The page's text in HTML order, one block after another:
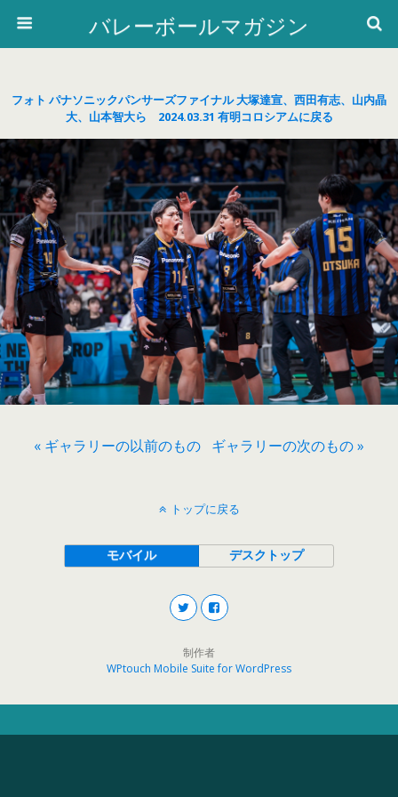
バレーボールマガジン
フォト パナソニックパンサーズファイナル 大塚達宣、西田有志、山内晶
大、山本智大ら 2024.03.31 有明コロシアムに戻る
« ギャラリーの以前のもの ギャラリーの次のもの »
トップに戻る
モバイル デスクトップ
制作者
WPtouch Mobile Suite for WordPress